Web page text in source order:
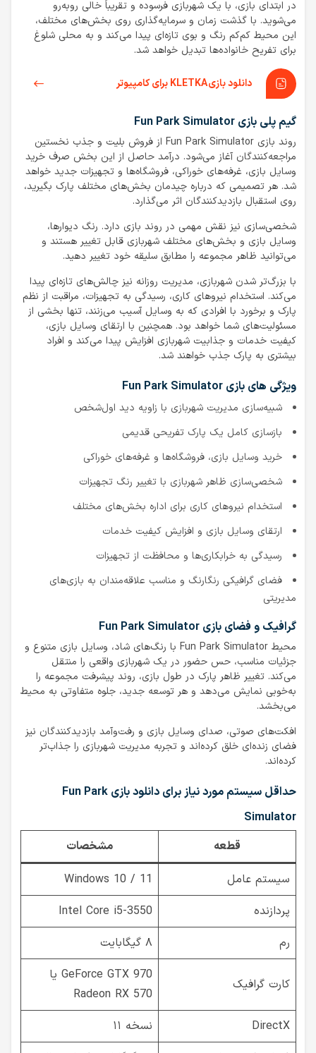
در ابتدای بازی، با یک شهربازی فرسوده و تقریباً خالی روبه‌رو
می‌شوید. با گذشت زمان و سرمایه‌گذاری روی بخش‌های مختلف،
این محیط کم‌کم رنگ و بوی تازه‌ای پیدا می‌کند و به محلی شلوغ
برای تفریح خانواده‌ها تبدیل خواهد شد.
دانلود بازی KLETKA برای کامپیوتر
گیم پلی بازی Fun Park Simulator
روند بازی Fun Park Simulator از فروش بلیت و جذب نخستین
مراجعه‌کنندگان آغاز می‌شود. درآمد حاصل از این بخش صرف خرید
وسایل بازی، غرفه‌های خوراکی، فروشگاه‌ها و تجهیزات جدید خواهد
شد. هر تصمیمی که درباره چیدمان بخش‌های مختلف پارک بگیرید،
روی استقبال بازدیدکنندگان اثر می‌گذارد.
شخصی‌سازی نیز نقش مهمی در روند بازی دارد. رنگ دیوارها،
وسایل بازی و بخش‌های مختلف شهربازی قابل تغییر هستند و
می‌توانید ظاهر مجموعه را مطابق سلیقه خود تغییر دهید.
با بزرگ‌تر شدن شهربازی، مدیریت روزانه نیز چالش‌های تازه‌ای پیدا
می‌کند. استخدام نیروهای کاری، رسیدگی به تجهیزات، مراقبت از نظم
پارک و برخورد با افرادی که به وسایل آسیب می‌زنند، تنها بخشی از
مسئولیت‌های شما خواهد بود. همچنین با ارتقای وسایل بازی،
کیفیت خدمات و جذابیت شهربازی افزایش پیدا می‌کند و افراد
بیشتری به پارک جذب خواهند شد.
ویژگی های بازی Fun Park Simulator
شبیه‌سازی مدیریت شهربازی با زاویه دید اول‌شخص
بازسازی کامل یک پارک تفریحی قدیمی
خرید وسایل بازی، فروشگاه‌ها و غرفه‌های خوراکی
شخصی‌سازی ظاهر شهربازی با تغییر رنگ تجهیزات
استخدام نیروهای کاری برای اداره بخش‌های مختلف
ارتقای وسایل بازی و افزایش کیفیت خدمات
رسیدگی به خرابکاری‌ها و محافظت از تجهیزات
فضای گرافیکی رنگارنگ و مناسب علاقه‌مندان به بازی‌های
مدیریتی
گرافیک و فضای بازی Fun Park Simulator
محیط Fun Park Simulator با رنگ‌های شاد، وسایل بازی متنوع و
جزئیات مناسب، حس حضور در یک شهربازی واقعی را منتقل
می‌کند. تغییر ظاهر پارک در طول بازی، روند پیشرفت مجموعه را
به‌خوبی نمایش می‌دهد و هر توسعه جدید، جلوه متفاوتی به محیط
می‌بخشد.
افکت‌های صوتی، صدای وسایل بازی و رفت‌وآمد بازدیدکنندگان نیز
فضای زنده‌ای خلق کرده‌اند و تجربه مدیریت شهربازی را جذاب‌تر
کرده‌اند.
حداقل سیستم مورد نیاز برای دانلود بازی Fun Park
Simulator
قطعه
مشخصات
سیستم عامل
Windows 10 / 11
پردازنده
Intel Core i5-3550
رم
۸ گیگابایت
کارت گرافیک
GeForce GTX 970 یا
Radeon RX 570
DirectX
نسخه ۱۱